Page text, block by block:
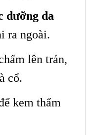
dưỡng da
ra ngoài.
lên trán,
cổ.
kem thẩm